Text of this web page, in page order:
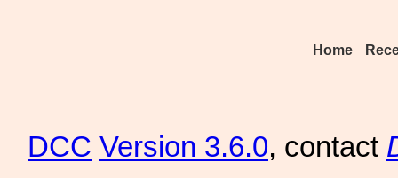
Home
DCC Version 3.6.0, contact